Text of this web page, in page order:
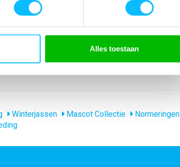
Alles toestaan
Mascot
100% polyester
EN 343 EN 342
Polyester
Gevoerd Waterdicht Winddicht Ademend
jack
Winterjassen Mascot Collectie Normeringen